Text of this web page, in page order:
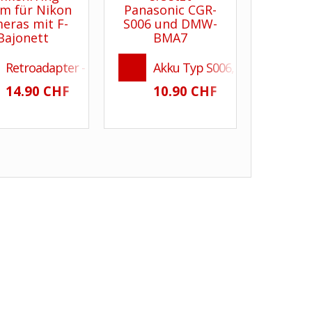
Kameras Z5, Z6, Z6 II, Z7, Z7 II, Z8, D7100, D7200,
Retroadapter - Umkehrring 62mm für Nikon DSLR
14.90 CHF
Akku Typ S006, ersetzt
10.90 CHF